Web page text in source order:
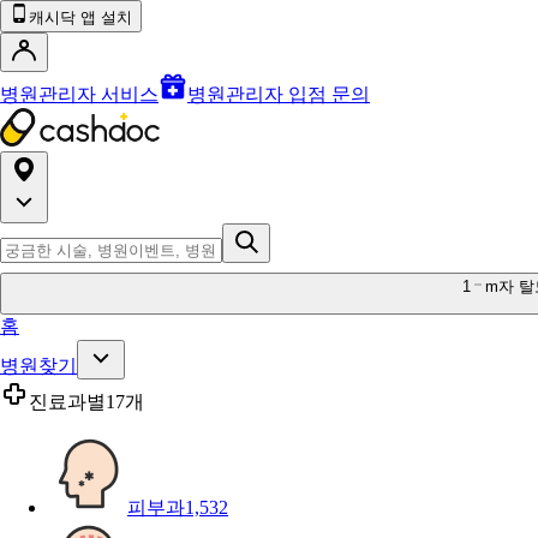
캐시닥 앱 설치
병원관리자 서비스 병원관리자 입점 문의
1 m자 탈
홈
병원찾기
진료과별17개
피부과1,532